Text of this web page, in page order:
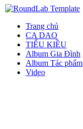
Trang chủ
CA DAO
TIỂU KIỀU
Album Gia Đình
Album Tác phẩm
Video